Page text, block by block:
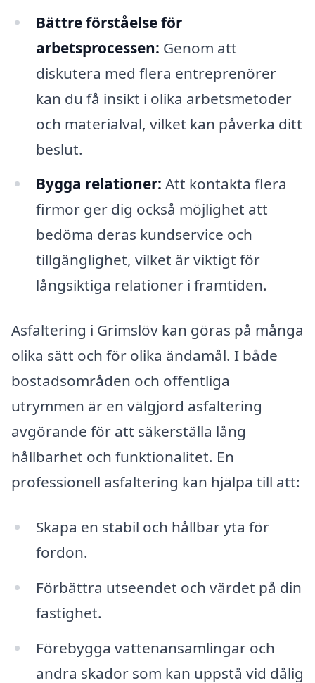
Bättre förståelse för
arbetsprocessen: Genom att
diskutera med flera entreprenörer
kan du få insikt i olika arbetsmetoder
och materialval, vilket kan påverka ditt
beslut.
Bygga relationer: Att kontakta flera
firmor ger dig också möjlighet att
bedöma deras kundservice och
tillgänglighet, vilket är viktigt för
långsiktiga relationer i framtiden.
Asfaltering i Grimslöv kan göras på många
olika sätt och för olika ändamål. I både
bostadsområden och offentliga
utrymmen är en välgjord asfaltering
avgörande för att säkerställa lång
hållbarhet och funktionalitet. En
professionell asfaltering kan hjälpa till att:
Skapa en stabil och hållbar yta för
fordon.
Förbättra utseendet och värdet på din
fastighet.
Förebygga vattenansamlingar och
andra skador som kan uppstå vid dålig